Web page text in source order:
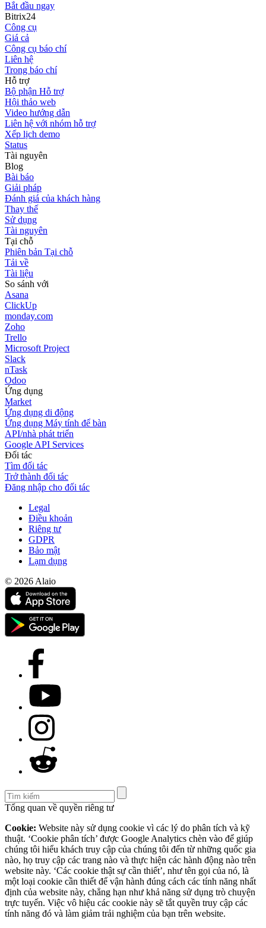
Bắt đầu ngay
Bitrix24
Công cụ
Giá cả
Công cụ báo chí
Liên hệ
Trong báo chí
Hỗ trợ
Bộ phận Hỗ trợ
Hội thảo web
Video hướng dẫn
Liên hệ với nhóm hỗ trợ
Xếp lịch demo
Status
Tài nguyên
Blog
Bài báo
Giải pháp
Đánh giá của khách hàng
Thay thế
Sử dụng
Tài nguyên
Tại chỗ
Phiên bản Tại chỗ
Tải về
Tài liệu
So sánh với
Asana
ClickUp
monday.com
Zoho
Trello
Microsoft Project
Slack
nTask
Odoo
Ứng dụng
Market
Ứng dụng di động
Ứng dụng Máy tính để bàn
API/nhà phát triển
Google API Services
Đối tác
Tìm đối tác
Trở thành đối tác
Đăng nhập cho đối tác
Legal
Điều khoản
Riêng tư
GDPR
Bảo mật
Lạm dụng
© 2026 Alaio
Tổng quan về quyền riêng tư
Cookie: Website này sử dụng cookie vì các lý do phân tích và kỹ
thuật. ‘Cookie phân tích’ được Google Analytics chèn vào để giúp
chúng tôi hiểu khách truy cập của chúng tôi đến từ những quốc gia
nào, họ truy cập các trang nào và thực hiện các hành động nào trên
website này. ‘Các cookie thật sự cần thiết’, như tên gọi của nó, là
một loại cookie cần thiết để vận hành đúng cách các tính năng nhất
định của website này, chẳng hạn như khả năng sử dụng trò chuyện
trực tuyến. Việc vô hiệu các cookie này sẽ tắt quyền truy cập các
tính năng đó và làm giảm trải nghiệm của bạn trên website.